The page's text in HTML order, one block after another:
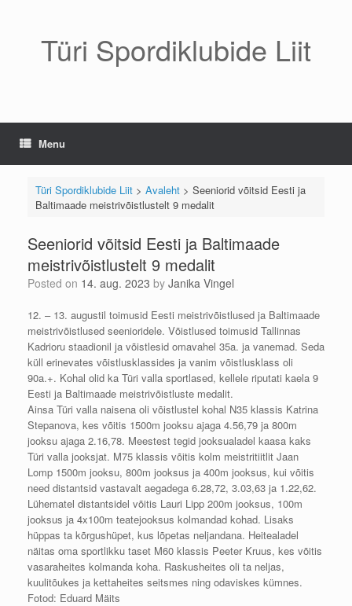
Türi Spordiklubide Liit
Menu
Türi Spordiklubide Liit> Avaleht> Seeniorid võitsid Eesti ja
Baltimaade meistrivõistlustelt 9 medalit
Seeniorid võitsid Eesti ja Baltimaade
meistrivõistlustelt 9 medalit
Posted on 14. aug. 2023 by Janika Vingel
12. – 13. augustil toimusid Eesti meistrivõistlused ja Baltimaade
meistrivõistlused seenioridele. Võistlused toimusid Tallinnas
Kadrioru staadionil ja võistlesid omavahel 35a. ja vanemad. Seda
küll erinevates võistlusklassides ja vanim võistlusklass oli
90a.+. Kohal olid ka Türi valla sportlased, kellele riputati kaela 9
Eesti ja Baltimaade meistrivõistluste medalit.
Ainsa Türi valla naisena oli võistlustel kohal N35 klassis Katrina
Stepanova, kes võitis 1500m jooksu ajaga 4.56,79 ja 800m
jooksu ajaga 2.16,78. Meestest tegid jooksualadel kaasa kaks
Türi valla jooksjat. M75 klassis võitis kolm meistritiitlit Jaan
Lomp 1500m jooksu, 800m jooksus ja 400m jooksus, kui võitis
need distantsid vastavalt aegadega 6.28,72, 3.03,63 ja 1.22,62.
Lühematel distantsidel võitis Lauri Lipp 200m jooksus, 100m
jooksus ja 4x100m teatejooksus kolmandad kohad. Lisaks
hüppas ta kõrgushüpet, kus lõpetas neljandana. Heitealadel
näitas oma sportlikku taset M60 klassis Peeter Kruus, kes võitis
vasaraheites kolmanda koha. Raskusheites oli ta neljas,
kuulitõukes ja kettaheites seitsmes ning odaviskes kümnes.
Fotod: Eduard Mäits